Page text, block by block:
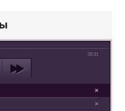
00:31
×
×